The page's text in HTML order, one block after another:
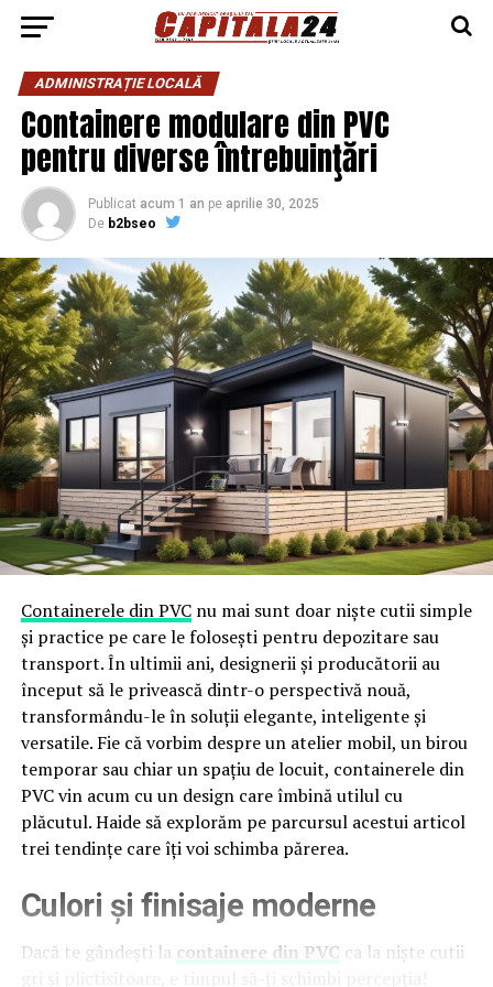
ADMINISTRAȚIE LOCALĂ
Containere modulare din PVC
pentru diverse întrebuinţări
Publicat acum 1 an pe aprilie 30, 2025
De b2bseo
Containerele din PVCnu mai sunt doar niște cutii simple
și practice pe care le folosești pentru depozitare sau
transport. În ultimii ani, designerii și producătorii au
început să le privească dintr-o perspectivă nouă,
transformându-le în soluții elegante, inteligente și
versatile. Fie că vorbim despre un atelier mobil, un birou
temporar sau chiar un spațiu de locuit, containerele din
PVC vin acum cu un design care îmbină utilul cu
plăcutul. Haide să explorăm pe parcursul acestui articol
trei tendințe care îți voi schimba părerea.
Culori și finisaje moderne
Dacă te gândești la containere din PVC ca la niște cutii